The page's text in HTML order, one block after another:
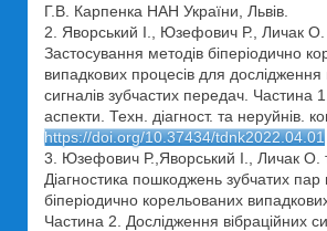
Г.В. Карпенка НАН України, Львів.
2. Яворський І., Юзефович Р., Личак О.
Застосування методів біперіодично
випадкових процесів для дослідження
сигналів зубчастих передач. Частина
аспекти. Техн. діагност. та неруйнів.
https://doi.org/10.37434/tdnk2022.04.01
3. Юзефович Р.,Яворський І., Личак О.
Діагностика пошкоджень зубчатих
біперіодично корельованих
Частина 2. Дослідження вібраційних